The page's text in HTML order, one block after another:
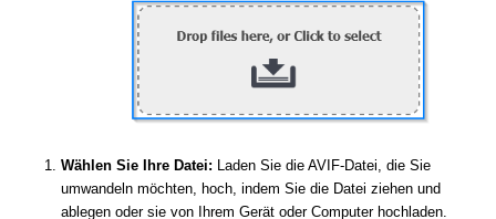
Wählen Sie Ihre Datei: Laden Sie die AVIF-Datei, die Sie
umwandeln möchten, hoch, indem Sie die Datei ziehen und
ablegen oder sie von Ihrem Gerät oder Computer hochladen.